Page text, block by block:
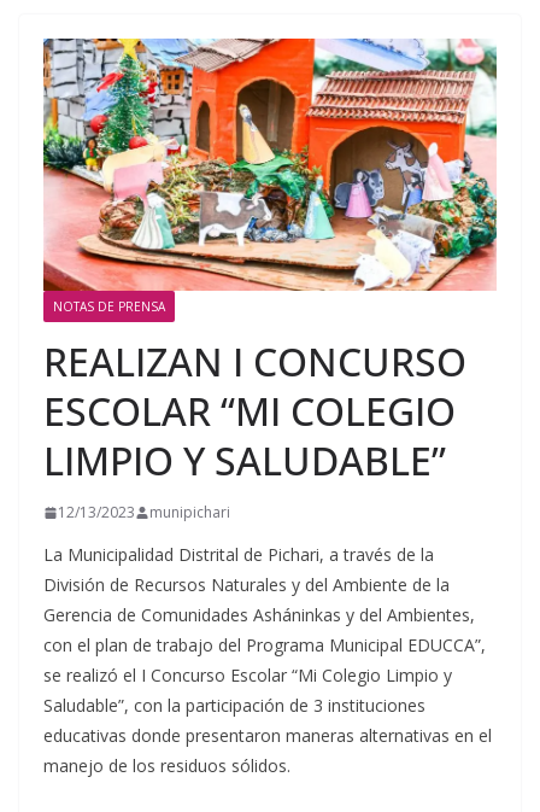
NOTAS DE PRENSA
REALIZAN I CONCURSO
ESCOLAR “MI COLEGIO
LIMPIO Y SALUDABLE”
12/13/2023 munipichari
La Municipalidad Distrital de Pichari, a través de la
División de Recursos Naturales y del Ambiente de la
Gerencia de Comunidades Asháninkas y del Ambientes,
con el plan de trabajo del Programa Municipal EDUCCA”,
se realizó el I Concurso Escolar “Mi Colegio Limpio y
Saludable”, con la participación de 3 instituciones
educativas donde presentaron maneras alternativas en el
manejo de los residuos sólidos.